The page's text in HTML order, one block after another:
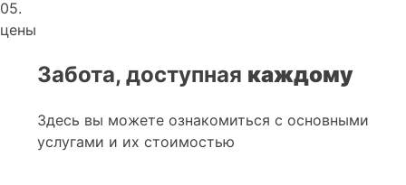
05.
цены
Забота, доступная каждому
Здесь вы можете ознакомиться с основными
услугами и их стоимостью